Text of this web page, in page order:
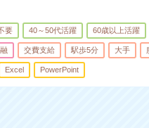
要 40～50代活躍 60歳以上活躍
交費支給 駅歩5分 大手
Excel PowerPoint